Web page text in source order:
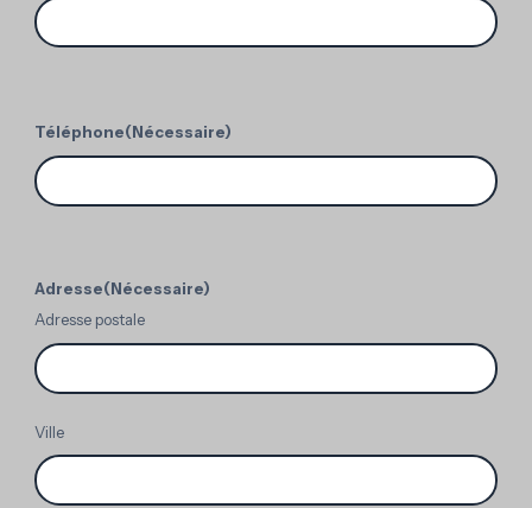
Téléphone(Nécessaire)
Adresse(Nécessaire)
Adresse postale
Ville